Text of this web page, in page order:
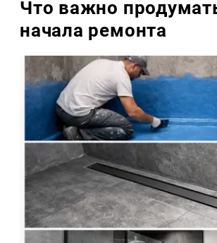
Что важно
начала ремонта